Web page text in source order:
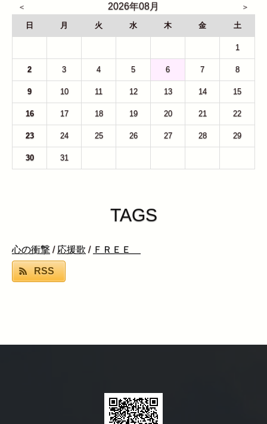
2026年08月
日 月 火 水 木 金 土
1
2 3 4 5 6 7 8
9 10 11 12 13 14 15
16 17 18 19 20 21 22
23 24 25 26 27 28 29
30 31
TAGS
心の衝撃 / 応援歌 / ＦＲＥＥ
RSS